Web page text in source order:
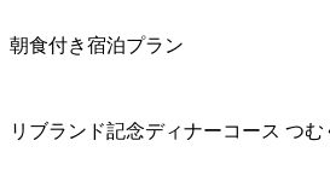
朝食付き宿泊プラン
リブランド記念ディナーコース つむ